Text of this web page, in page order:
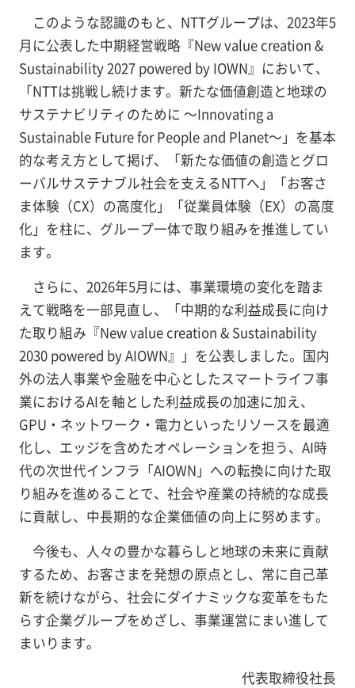
このような認識のもと、NTTグループは、2023年5
月に公表した中期経営戦略『New value creation &
Sustainability 2027 powered by IOWN』において、
「NTTは挑戦し続けます。新たな価値創造と地球の
サステナビリティのために ～Innovating a
Sustainable Future for People and Planet～」を基本
的な考え方として掲げ、「新たな価値の創造とグロ
ーバルサステナブル社会を支えるNTTへ」「お客さ
ま体験（CX）の高度化」「従業員体験（EX）の高度
化」を柱に、グループ一体で取り組みを推進してい
ます。
さらに、2026年5月には、事業環境の変化を踏ま
えて戦略を一部見直し、「中期的な利益成長に向け
た取り組み『New value creation & Sustainability
2030 powered by AIOWN』」を公表しました。国内
外の法人事業や金融を中心としたスマートライフ事
業におけるAIを軸とした利益成長の加速に加え、
GPU・ネットワーク・電力といったリソースを最適
化し、エッジを含めたオペレーションを担う、AI時
代の次世代インフラ「AIOWN」への転換に向けた取
り組みを進めることで、社会や産業の持続的な成長
に貢献し、中長期的な企業価値の向上に努めます。
今後も、人々の豊かな暮らしと地球の未来に貢献
するため、お客さまを発想の原点とし、常に自己革
新を続けながら、社会にダイナミックな変革をもた
らす企業グループをめざし、事業運営にまい進して
まいります。
代表取締役社長